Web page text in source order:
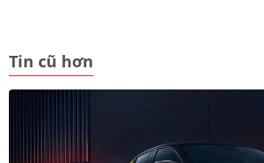
Tin cũ hơn